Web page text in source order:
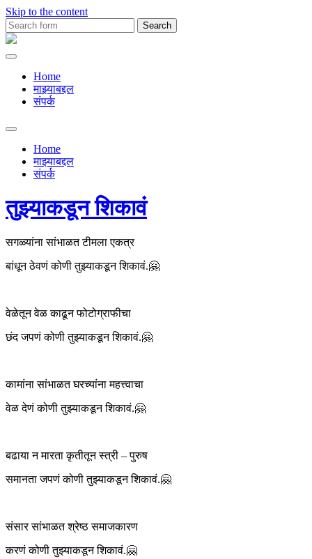
Skip to the content
Search
for:Premachya
Home
माझ्याबद्दल
संपर्क
Toggle
search
field
Home
माझ्याबद्दल
संपर्क
तुझ्याकडून शिकावं
सगळ्यांना सांभाळत टीमला एकत्र
बांधून ठेवणं कोणी तुझ्याकडून शिकावं.🤗
वेळेतून वेळ काढून फोटोग्राफीचा
छंद जपणं कोणी तुझ्याकडून शिकावं.🤗
कामांना सांभाळत घरच्यांना महत्त्वाचा
वेळ देणं कोणी तुझ्याकडून शिकावं.🤗
बढाया न मारता कृतीतून स्त्री – पुरुष
समानता जपणं कोणी तुझ्याकडून शिकावं.🤗
संसार सांभाळत श्रेष्ठ समाजकारण
करणं कोणी तुझ्याकडून शिकावं.🤗